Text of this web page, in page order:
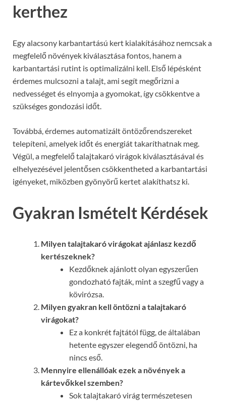
kerthez
Egy alacsony karbantartású kert kialakításához nemcsak a
megfelelő növények kiválasztása fontos, hanem a
karbantartási rutint is optimalizálni kell. Első lépésként
érdemes mulcsozni a talajt, ami segít megőrizni a
nedvességet és elnyomja a gyomokat, így csökkentve a
szükséges gondozási időt.
Továbbá, érdemes automatizált öntözőrendszereket
telepíteni, amelyek időt és energiát takaríthatnak meg.
Végül, a megfelelő talajtakaró virágok kiválasztásával és
elhelyezésével jelentősen csökkentheted a karbantartási
igényeket, miközben gyönyörű kertet alakíthatsz ki.
Gyakran Ismételt Kérdések
Milyen talajtakaró virágokat ajánlasz kezdő
kertészeknek?
Kezdőknek ajánlott olyan egyszerűen
gondozható fajták, mint a szegfű vagy a
kövirózsa.
Milyen gyakran kell öntözni a talajtakaró
virágokat?
Ez a konkrét fajtától függ, de általában
hetente egyszer elegendő öntözni, ha
nincs eső.
Mennyire ellenállóak ezek a növények a
kártevőkkel szemben?
Sok talajtakaró virág természetesen